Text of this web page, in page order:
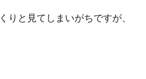
りと見てしまいがちですが、